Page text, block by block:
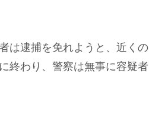
は逮捕を免れようと、近くの
終わり、警察は無事に容疑者